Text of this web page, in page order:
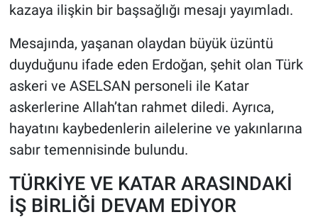
kazaya ilişkin bir başsağlığı mesajı yayımladı.
Mesajında, yaşanan olaydan büyük üzüntü
duyduğunu ifade eden Erdoğan, şehit olan Türk
askeri ve ASELSAN personeli ile Katar
askerlerine Allah’tan rahmet diledi. Ayrıca,
hayatını kaybedenlerin ailelerine ve yakınlarına
sabır temennisinde bulundu.
TÜRKİYE VE KATAR ARASINDAKİ
İŞ BİRLİĞİ DEVAM EDİYOR